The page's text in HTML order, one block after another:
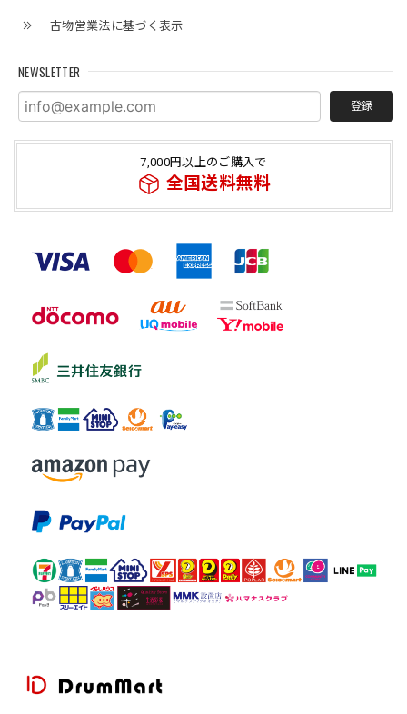
古物営業法に基づく表示
NEWSLETTER
登録
7,000円以上のご購入で
全国送料無料